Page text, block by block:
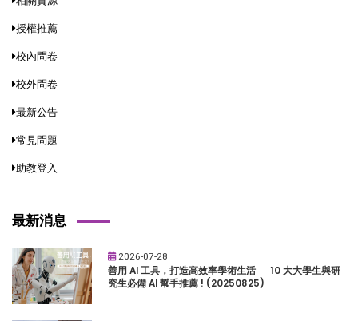
授權推薦
校內問卷
校外問卷
最新公告
常見問題
助教登入
最新消息
2026-07-28
善用 AI 工具，打造高效率學術生活──10 大大學生與研
究生必備 AI 幫手推薦 ! (20250825)